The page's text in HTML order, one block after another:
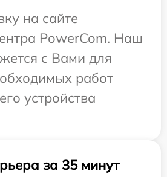
на сайте
PowerCom. Наш
с Вами для
работ
устройства
за 35 минут